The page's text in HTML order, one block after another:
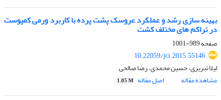
بهینه سازی رشد و عملکرد عروسک پشت پرده با کاربرد ورمی کمپوست
در تراکم های مختلف کشت
صفحه989-1001
10.22059/jci.2015.55146
لیلا تبریزی، حسین محمدی، رضا صالحی
مشاهده مقاله
اصل مقاله 1.05 M